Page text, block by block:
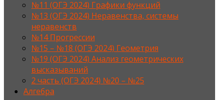
№11 (ОГЭ 2024) Графики функций
№13 (ОГЭ 2024) Неравенства, системы
неравенств
№14 Прогрессии
№15 – №18 (ОГЭ 2024) Геометрия
№19 (ОГЭ 2024) Анализ геометрических
высказываний
2 часть (ОГЭ 2024) №20 – №25
Алгебра